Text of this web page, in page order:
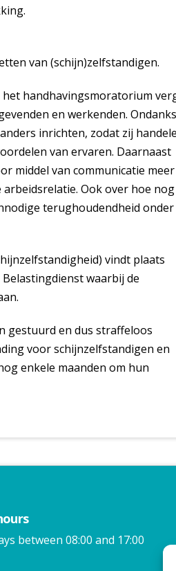
van (schijn)zelfstandigen.
handhavingsmoratorium
en werkenden. Ondanks
inrichten, zodat zij
van ervaren. Daarnaast
middel van communicatie meer
Ook over hoe nog
terughoudendheid onder
vindt plaats
waarbij de
gestuurd en dus straffeloos
voor schijnzelfstandigen en
enkele maanden om hun
between 08:00 and 17:00